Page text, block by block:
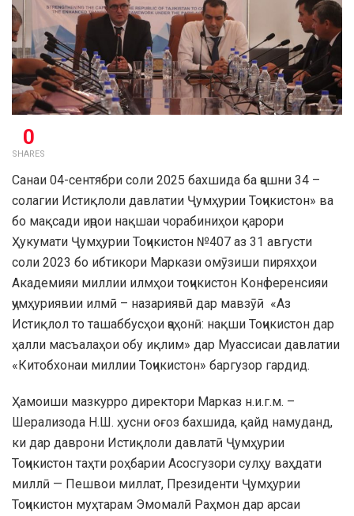
0
SHARES
Санаи 04-сентябри соли 2025 бахшида ба ҷашни 34 –
солагии Истиқлоли давлатии Ҷумҳурии Тоҷикистон» ва
бо мақсади иҷрои нақшаи чорабиниҳои қарори
Ҳукумати Ҷумҳурии Тоҷикистон №407 аз 31 августи
соли 2023 бо ибтикори Маркази омӯзиши пиряхҳои
Академияи миллии илмҳои тоҷикистон Конференсияи
ҷумҳуриявии илмӣ – назариявӣ дар мавзӯӣ «Аз
Истиқлол то ташаббусҳои ҷаҳонӣ: нақши Тоҷикистон дар
ҳалли масъалаҳои обу иқлим» дар Муассисаи давлатии
«Китобхонаи миллии Тоҷикистон» баргузор гардид.
Ҳамоиши мазкурро директори Марказ н.и.г.м. –
Шерализода Н.Ш. ҳусни оғоз бахшида, қайд намуданд,
ки дар даврони Истиқлоли давлатӣ Ҷумҳурии
Тоҷикистон таҳти роҳбарии Асосгузори сулҳу ваҳдати
миллӣ — Пешвои миллат, Президенти Ҷумҳурии
Тоҷикистон муҳтарам Эмомалӣ Раҳмон дар арсаи